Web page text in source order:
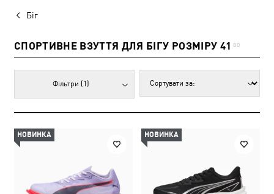
Біг
СПОРТИВНЕ ВЗУТТЯ ДЛЯ БІГУ РОЗМІРУ 41 80
Фільтри (1)
НОВИНКА НОВИНКА